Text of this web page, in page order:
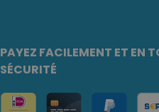
PAYEZ FACILEMENT ET EN
SÉCURITÉ